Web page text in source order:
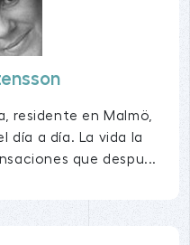
residente en Malmö,
día a día. La vida la
que despu...